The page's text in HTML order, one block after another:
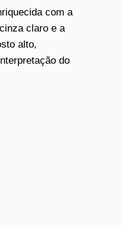
com a
claro e a
alto,
do